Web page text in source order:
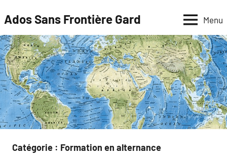
au
contenu
Ados Sans Frontière Gard Menu
Catégorie : Formation en alternance